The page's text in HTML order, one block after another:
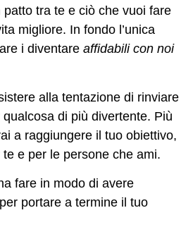
tra te e ciò che vuoi fare
migliore. In fondo l’unica
i diventare affidabili con noi
alla tentazione di rinviare
qualcosa di più divertente. Più
a raggiungere il tuo obiettivo,
e per le persone che ami.
fare in modo di avere
portare a termine il tuo